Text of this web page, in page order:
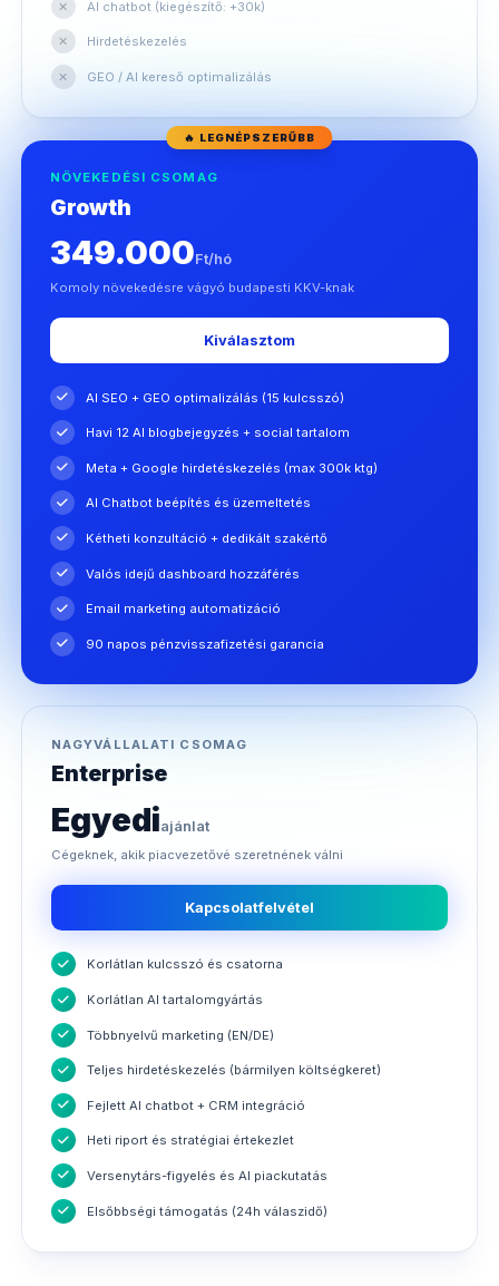
✕ AI chatbot (kiegészítő: +30k)
✕ Hirdetéskezelés
✕ GEO / AI kereső optimalizálás
🔥 LEGNÉPSZERŰBB
NÖVEKEDÉSI CSOMAG
Growth
349.000Ft/hó
Komoly növekedésre vágyó budapesti KKV-knak
Kiválasztom
AI SEO + GEO optimalizálás (15 kulcsszó)
Havi 12 AI blogbejegyzés + social tartalom
Meta + Google hirdetéskezelés (max 300k ktg)
AI Chatbot beépítés és üzemeltetés
Kétheti konzultáció + dedikált szakértő
Valós idejű dashboard hozzáférés
Email marketing automatizáció
90 napos pénzvisszafizetési garancia
NAGYVÁLLALATI CSOMAG
Enterprise
Egyediajánlat
Cégeknek, akik piacvezetővé szeretnének válni
Kapcsolatfelvétel
Korlátlan kulcsszó és csatorna
Korlátlan AI tartalomgyártás
Többnyelvű marketing (EN/DE)
Teljes hirdetéskezelés (bármilyen költségkeret)
Fejlett AI chatbot + CRM integráció
Heti riport és stratégiai értekezlet
Versenytárs-figyelés és AI piackutatás
Elsőbbségi támogatás (24h válaszidő)